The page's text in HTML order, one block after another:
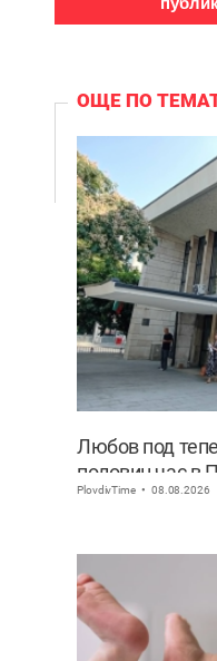
ОЩЕ ПО
Любов под
половин час в
дата 8.08
PlovdivTime 08.08.2026